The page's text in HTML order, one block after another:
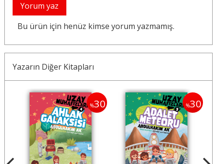
Yorum yaz
Bu ürün için henüz kimse yorum yazmamış.
Yazarın Diğer Kitapları
%30 %30